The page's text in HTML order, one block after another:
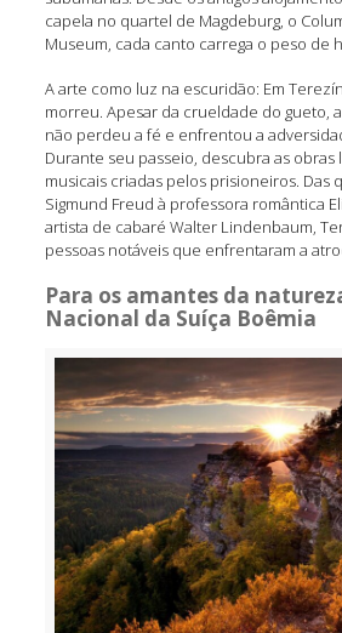
capela no quartel de Magdeburg, o
Museum, cada canto carrega o peso de
A arte como luz na escuridão: Em
morreu. Apesar da crueldade do gueto,
não perdeu a fé e enfrentou a
Durante seu passeio, descubra as obras
musicais criadas pelos prisioneiros. Das
Sigmund Freud à professora romântica
artista de cabaré Walter Lindenbaum,
pessoas notáveis que enfrentaram a
Para os amantes da
Nacional da Suíça Boêmia